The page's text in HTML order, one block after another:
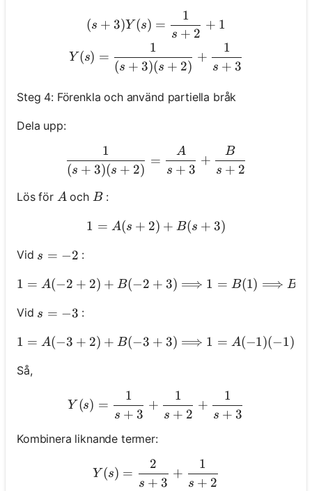
\begin{gathered}
(s + 3)Y (s) =
s + 2
1
+ 1
Y (s) =
(s + 3)(s + 2)
1
+
s + 3
1
Steg 4: Förenkla och använd partiella bråk
Dela upp:
(s + 3)(s + 2)
1
=
s + 3
A
+
s + 2
B
Lös för A
A och B
B:
1=A(s+2)+B(s+3)
1 = A(s + 2) + B(s + 3)
Vid s=-2
s = −2 :
1=A(-2+2)+B(-2+3)
1 = A(−2 + 2) + B(−2 + 3) ⟹ 1 = B(1) ⟹ B
Vid s=-3
s = −3 :
1=A(-3+2)+B(-3+3)
1 = A(−3 + 2) + B(−3 + 3) ⟹ 1 = A(−1)(−1)
Så,
Y (s) =
s + 3
1
+
s + 2
1
+
s + 3
1
Kombinera liknande termer:
Y (s) =
s + 3
2
+
s + 2
1